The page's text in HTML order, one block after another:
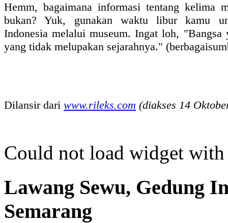
Hemm, bagaimana informasi tentang kelima
bukan? Yuk, gunakan waktu libur kamu
Indonesia melalui museum. Ingat loh, "Bangsa
yang tidak melupakan sejarahnya."
Dilansir dari www.rileks.com (diakses 14
Could not load widget
Lawang Sewu, Gedung
Semarang